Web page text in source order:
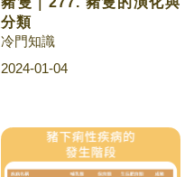
分類
冷門知識
2024-01-04